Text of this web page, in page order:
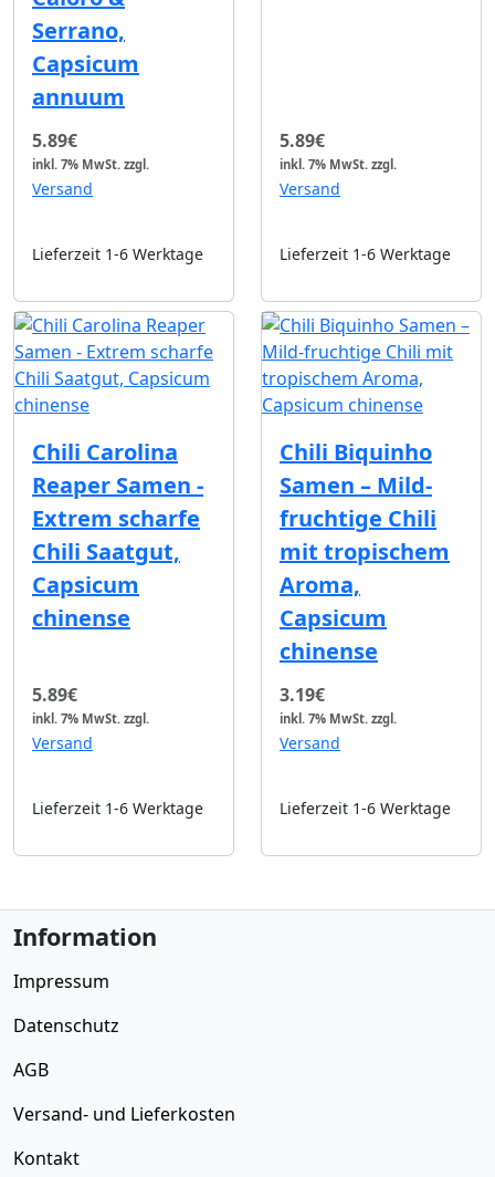
Serrano,
Capsicum
annuum
5.89€
inkl. 7% MwSt. zzgl.
Versand
Lieferzeit 1-6 Werktage
5.89€
inkl. 7% MwSt. zzgl.
Versand
Lieferzeit 1-6 Werktage
Chili Carolina
Reaper Samen -
Extrem scharfe
Chili Saatgut,
Capsicum
chinense
5.89€
inkl. 7% MwSt. zzgl.
Versand
Lieferzeit 1-6 Werktage
Chili Biquinho
Samen – Mild-
fruchtige Chili
mit tropischem
Aroma,
Capsicum
chinense
3.19€
inkl. 7% MwSt. zzgl.
Versand
Lieferzeit 1-6 Werktage
Information
Impressum
Datenschutz
AGB
Versand- und Lieferkosten
Kontakt